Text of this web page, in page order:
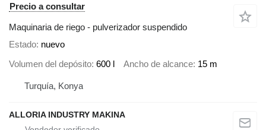
Precio a consultar
Maquinaria de riego - pulverizador suspendido
Estado nuevo
Volumen del depósito 600 l Ancho de alcance 15 m
Turquía, Konya
ALLORIA INDUSTRY MAKINA